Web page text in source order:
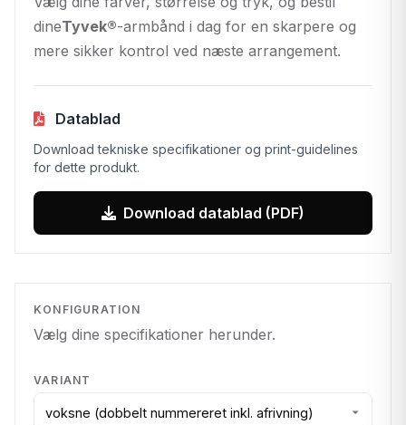
dineTyvek®-armbånd i dag for en skarpere og
mere sikker kontrol ved næste arrangement.
Datablad
Download tekniske specifikationer og print-guidelines
for dette produkt.
Download datablad (PDF)
KONFIGURATION
Vælg dine specifikationer herunder.
VARIANT